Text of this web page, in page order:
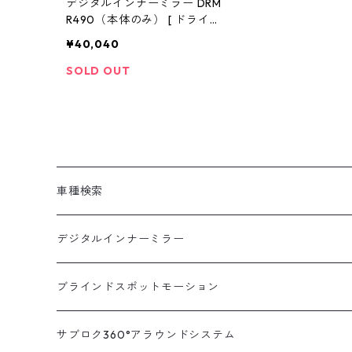
デジタルインナーミラー DRM
R490（本体のみ） [ ドライブ
車内 カメラ 分離型 ドラレコ
ミラー型 ドラレコ デジタルイ
¥40,040
SOLD OUT
車種検索
汎用
トヨタ
ハイエース200系
ニッサン
デジタルインナーミラー
汎用キット
車種別対応キット
ブラインドスポットモーション
汎用キット
サブロク360°アラウンドシステム